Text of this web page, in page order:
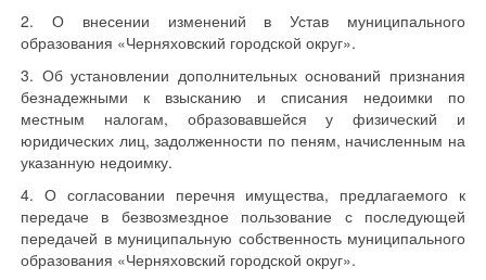
2. О внесении изменений в Устав муниципального
образования «Черняховский городской округ».
3. Об установлении дополнительных оснований признания
безнадежными к взысканию и списания недоимки по
местным налогам, образовавшейся у физический и
юридических лиц, задолженности по пеням, начисленным на
указанную недоимку.
4. О согласовании перечня имущества, предлагаемого к
передаче в безвозмездное пользование с последующей
передачей в муниципальную собственность муниципального
образования «Черняховский городской округ».